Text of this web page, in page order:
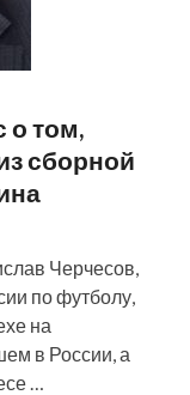
о том,
сборной
Черчесов,
по футболу,
на
в России, а
…